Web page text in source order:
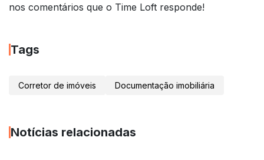
nos comentários que o Time Loft responde!
Tags
Corretor de imóveis Documentação imobiliária
Notícias relacionadas